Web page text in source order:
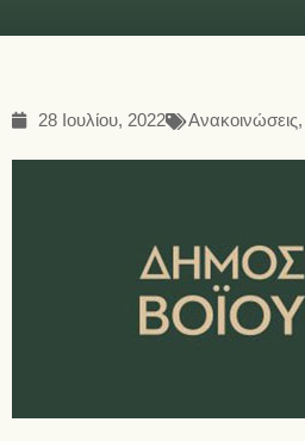
28 Ιουλίου, 2022 Ανακοινώσεις,